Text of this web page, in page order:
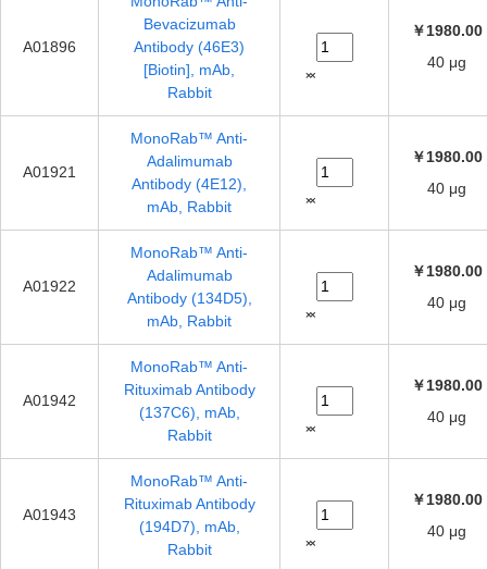
A01896
Bevacizumab
Antibody (46E3)
[Biotin], mAb,
Rabbit
￥1980.00
40 μg
A01921
MonoRab™ Anti-
Adalimumab
Antibody (4E12),
mAb, Rabbit
￥1980.00
40 μg
A01922
MonoRab™ Anti-
Adalimumab
Antibody (134D5),
mAb, Rabbit
￥1980.00
40 μg
A01942
MonoRab™ Anti-
Rituximab Antibody
(137C6), mAb,
Rabbit
￥1980.00
40 μg
A01943
MonoRab™ Anti-
Rituximab Antibody
(194D7), mAb,
Rabbit
￥1980.00
40 μg